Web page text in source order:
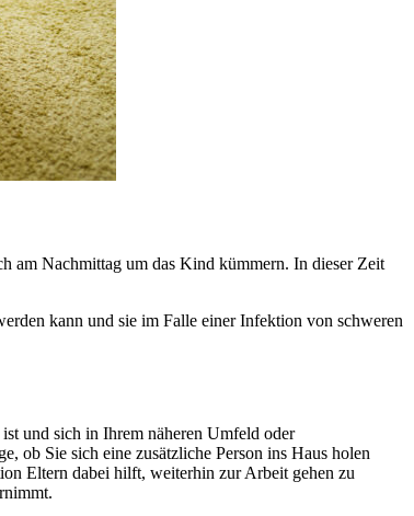
am Nachmittag um das Kind kümmern. In dieser Zeit
kann und sie im Falle einer Infektion von schweren
und sich in Ihrem näheren Umfeld oder
ob Sie sich eine zusätzliche Person ins Haus holen
Eltern dabei hilft, weiterhin zur Arbeit gehen zu